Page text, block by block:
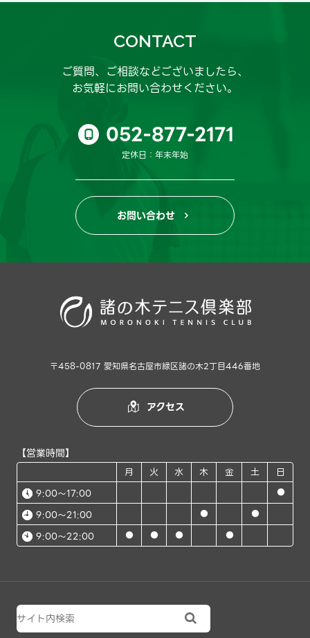
CONTACT
ご質問、ご相談などございましたら、
お気軽にお問い合わせください。
 052-877-2171
定休日：年末年始
お問い合わせ 
〒458-0817 愛知県名古屋市緑区諸の木2丁目446番地
 アクセス
【営業時間】
月 火 水 木 金 土
日
9:00～17:00
●
9:00～21:00 ● ●
9:00～22:00 ● ● ● ●
